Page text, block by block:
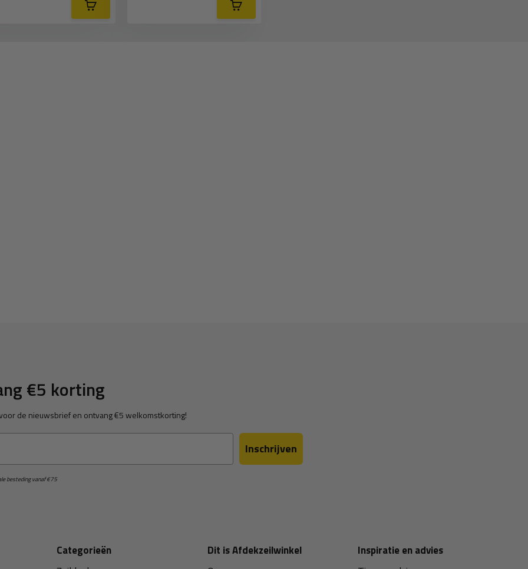
€5 korting
de nieuwsbrief en ontvang €5 welkomstkorting!
Inschrijven
besteding vanaf €75
Categorieën
Dit is Afdekzeilwinkel
Inspiratie en advies